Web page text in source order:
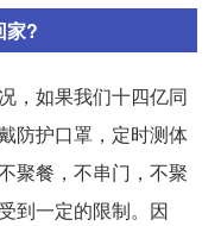
家?
，如果我们十四亿同
防护口罩，定时测体
聚餐，不串门，不聚
到一定的限制。因